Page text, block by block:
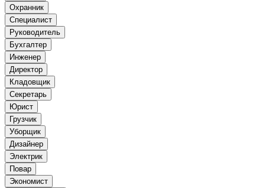
Охранник
Специалист
Руководитель
Бухгалтер
Инженер
Директор
Кладовщик
Секретарь
Юрист
Грузчик
Уборщик
Дизайнер
Электрик
Повар
Экономист